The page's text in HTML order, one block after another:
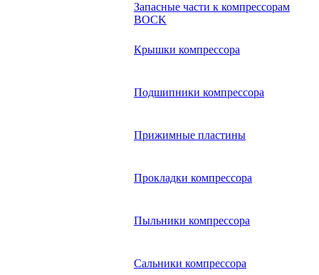
Запасные части к компрессорам
BOCK
Крышки компрессора
Подшипники компрессора
Прижимные пластины
Прокладки компрессора
Пыльники компрессора
Сальники компрессора